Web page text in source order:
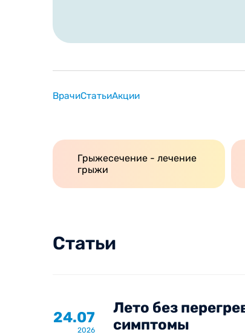
ВрачиСтатьиАкции
Грыжесечение - лечение
грыжи
Статьи
24.07
2026
Лето без
симптомы